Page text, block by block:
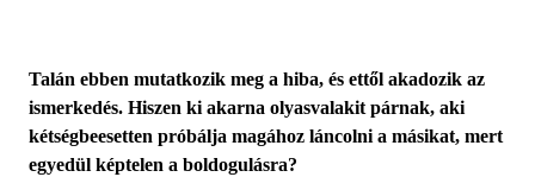
Talán ebben mutatkozik meg a hiba, és ettől akadozik az
ismerkedés. Hiszen ki akarna olyasvalakit párnak, aki
kétségbeesetten próbálja magához láncolni a másikat, mert
egyedül képtelen a boldogulásra?